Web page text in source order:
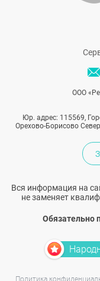
именно в
становится
ООО
Юр. адрес: 115569,
Орехово-Борисово
Вся информация на
не заменяет
Обязательно
Политика